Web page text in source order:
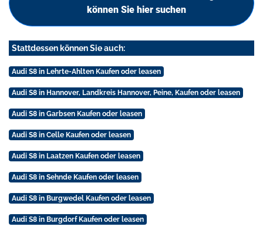
können Sie hier suchen
Stattdessen können Sie auch:
Audi S8 in Lehrte-Ahlten Kaufen oder leasen
Audi S8 in Hannover, Landkreis Hannover, Peine, Kaufen oder leasen
Audi S8 in Garbsen Kaufen oder leasen
Audi S8 in Celle Kaufen oder leasen
Audi S8 in Laatzen Kaufen oder leasen
Audi S8 in Sehnde Kaufen oder leasen
Audi S8 in Burgwedel Kaufen oder leasen
Audi S8 in Burgdorf Kaufen oder leasen